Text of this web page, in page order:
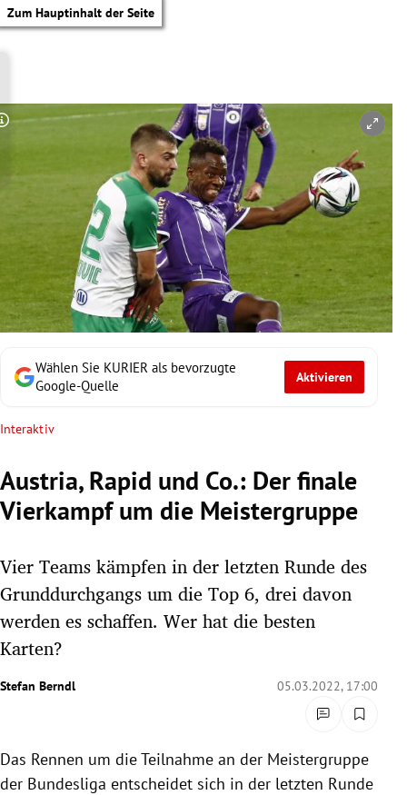
Zum Hauptinhalt der Seite
Untermenü
Untermenü
Untermenü
Untermenü
Untermenü
Untermenü
Untermenü
Untermenü
Untermenü
Wählen Sie KURIER als bevorzugte
Google-Quelle
Aktivieren
Interaktiv
Austria, Rapid und Co.: Der finale
Vierkampf um die Meistergruppe
Vier Teams kämpfen in der letzten Runde des
Grunddurchgangs um die Top 6, drei davon
werden es schaffen. Wer hat die besten
Karten?
Stefan Berndl 05.03.2022, 17:00
Copyright-Hinweis öffnen/schließen
Das Rennen um die Teilnahme an der Meistergruppe
der Bundesliga entscheidet sich in der letzten Runde